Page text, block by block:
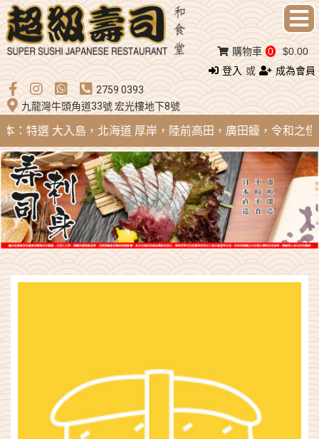
登入 或
成為會員
2759 0393
九龍灣牛頭角道33號 宏光樓地下8號
購物車 0 $0.00
：特選 大入島，北海道 厚岸，陸前高田，廣田蠔，令和之